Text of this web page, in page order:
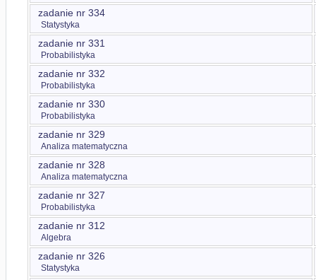
zadanie nr 334
Statystyka
zadanie nr 331
Probabilistyka
zadanie nr 332
Probabilistyka
zadanie nr 330
Probabilistyka
zadanie nr 329
Analiza matematyczna
zadanie nr 328
Analiza matematyczna
zadanie nr 327
Probabilistyka
zadanie nr 312
Algebra
zadanie nr 326
Statystyka